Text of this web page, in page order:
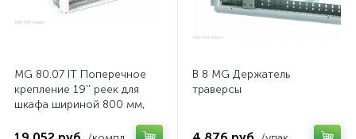
MG 80.07 IT Поперечное
крепление 19'' реек для
шкафа шириной 800 мм,
B 8 MG Держатель
траверсы